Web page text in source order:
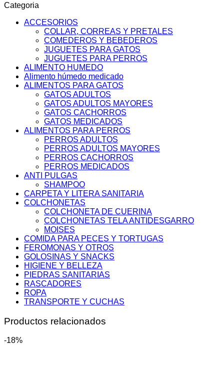
Categoria
ACCESORIOS
COLLAR, CORREAS Y PRETALES
COMEDEROS Y BEBEDEROS
JUGUETES PARA GATOS
JUGUETES PARA PERROS
ALIMENTO HUMEDO
Alimento húmedo medicado
ALIMENTOS PARA GATOS
GATOS ADULTOS
GATOS ADULTOS MAYORES
GATOS CACHORROS
GATOS MEDICADOS
ALIMENTOS PARA PERROS
PERROS ADULTOS
PERROS ADULTOS MAYORES
PERROS CACHORROS
PERROS MEDICADOS
ANTI PULGAS
SHAMPOO
CARPETA Y LITERA SANITARIA
COLCHONETAS
COLCHONETA DE CUERINA
COLCHONETAS TELA ANTIDESGARRO
MOISES
COMIDA PARA PECES Y TORTUGAS
FEROMONAS Y OTROS
GOLOSINAS Y SNACKS
HIGIENE Y BELLEZA
PIEDRAS SANITARIAS
RASCADORES
ROPA
TRANSPORTE Y CUCHAS
Productos relacionados
-18%